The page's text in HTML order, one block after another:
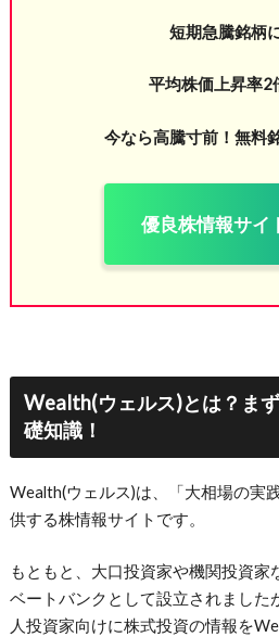
短期急騰銘柄
平均株価上昇率2
今なら高騰寸前！無料
優良株情報サイ
Wealth(ウェルス)とは？ま
礎知識！
Wealth(ウェルス)は、「大相場の実
供する株情報サイトです。
もともと、大口投資家や機関投資家
ベートバンクとして設立されまし
人投資家向けに株式投資の情報を